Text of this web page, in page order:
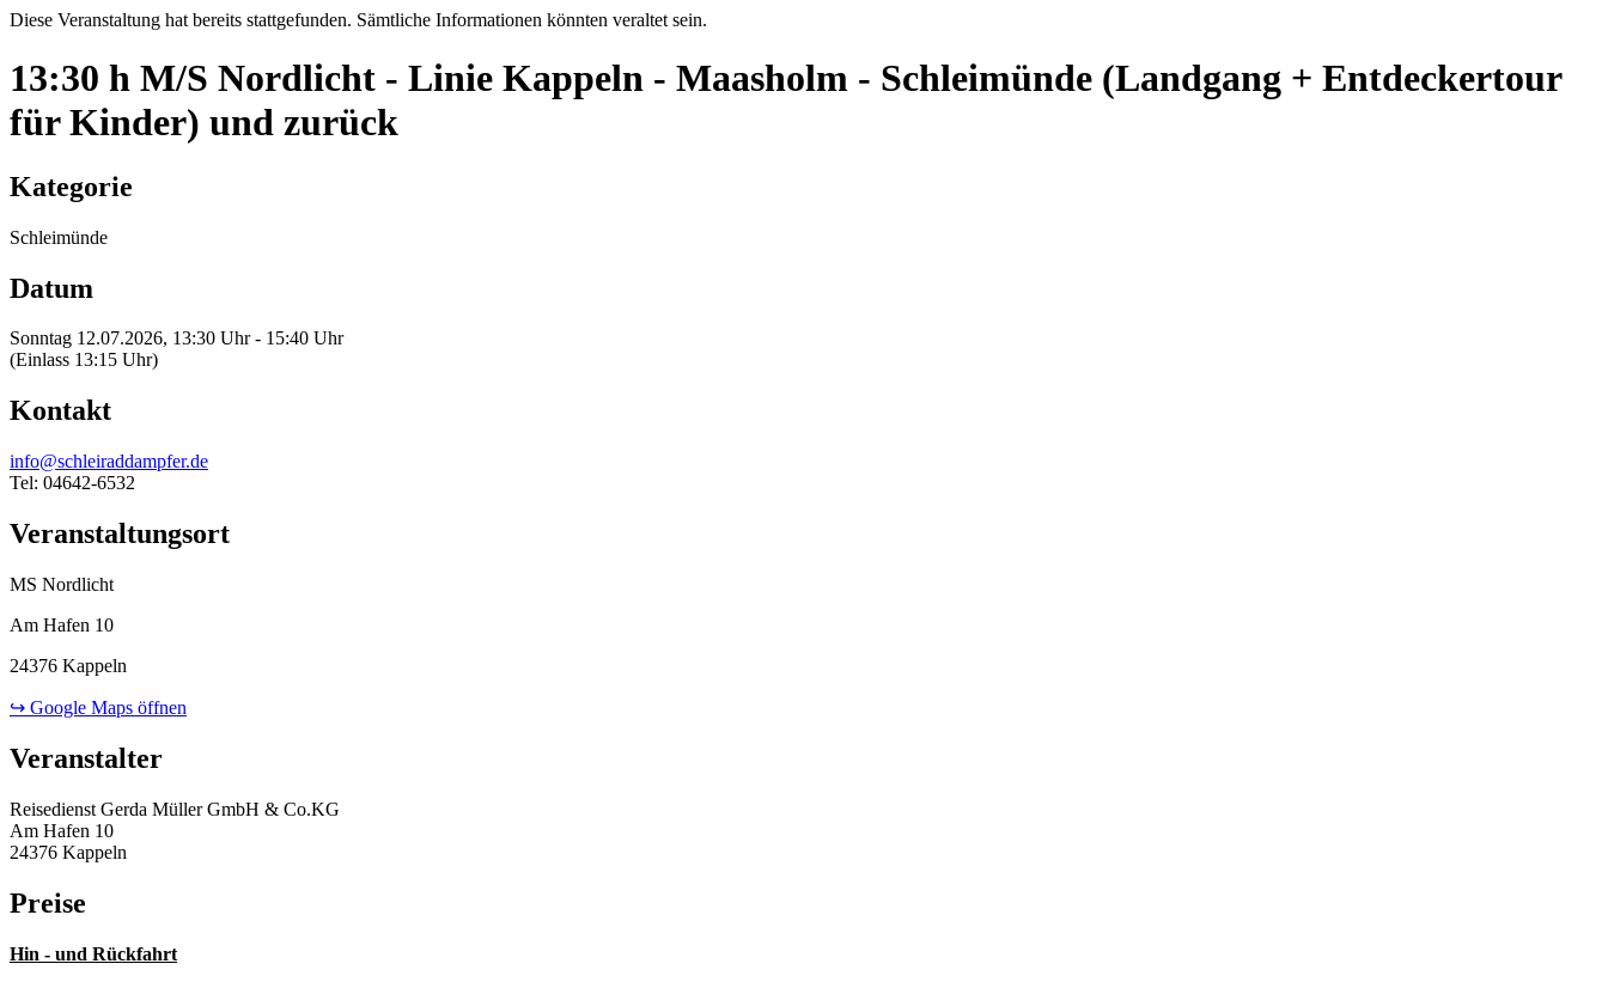
Diese Veranstaltung hat bereits stattgefunden. Sämtliche Informationen könnten veraltet sein.
13:30 h M/S Nordlicht - Linie Kappeln - Maasholm - Schleimünde (Landgang + Entdeckertour
für Kinder) und zurück
Kategorie
Schleimünde
Datum
Sonntag 12.07.2026, 13:30 Uhr - 15:40 Uhr
(Einlass 13:15 Uhr)
Kontakt
info@schleiraddampfer.de
Tel: 04642-6532
Veranstaltungsort
MS Nordlicht
Am Hafen 10
24376 Kappeln
↪ Google Maps öffnen
Veranstalter
Reisedienst Gerda Müller GmbH & Co.KG
Am Hafen 10
24376 Kappeln
Preise
Hin - und Rückfahrt